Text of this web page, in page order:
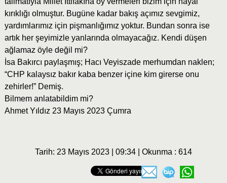
kırıklığı olmuştur. Bugüne kadar bakış açımız sevgimiz,
yardımlarımız için pişmanlığımız yoktur. Bundan sonra ise
artık her şeyimizle yanlarında olmayacağız. Kendi düşen
ağlamaz öyle değil mi?
İsa Bakırcı paylaşmış; Hacı Veyiszade merhumdan naklen;
“CHP kalaysız bakır kaba benzer içine kim girerse onu
zehirler!” Demiş.
Bilmem anlatabildim mi?
Ahmet Yıldız 23 Mayıs 2023 Çumra
Tarih: 23 Mayıs 2023 | 09:34 | Okunma : 614